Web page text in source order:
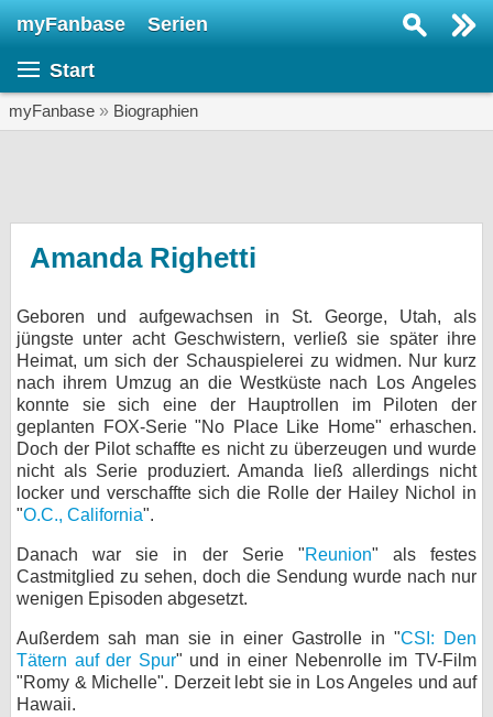
myFanbase Serien
Start
myFanbase » Biographien
Amanda Righetti
Geboren und aufgewachsen in St. George, Utah, als
jüngste unter acht Geschwistern, verließ sie später ihre
Heimat, um sich der Schauspielerei zu widmen. Nur kurz
nach ihrem Umzug an die Westküste nach Los Angeles
konnte sie sich eine der Hauptrollen im Piloten der
geplanten FOX-Serie "No Place Like Home" erhaschen.
Doch der Pilot schaffte es nicht zu überzeugen und wurde
nicht als Serie produziert. Amanda ließ allerdings nicht
locker und verschaffte sich die Rolle der Hailey Nichol in
"O.C., California".
Danach war sie in der Serie "Reunion" als festes
Castmitglied zu sehen, doch die Sendung wurde nach nur
wenigen Episoden abgesetzt.
Außerdem sah man sie in einer Gastrolle in "CSI: Den
Tätern auf der Spur" und in einer Nebenrolle im TV-Film
"Romy & Michelle". Derzeit lebt sie in Los Angeles und auf
Hawaii.
KULTUR
Specials
SERVICE
Gewinnspiele
Forum
bei Facebook
Kontakt
Nutzungsbedingungen